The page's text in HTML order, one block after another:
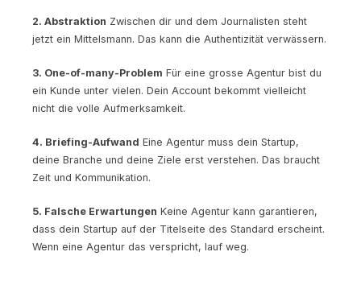
2. Abstraktion Zwischen dir und dem Journalisten steht
jetzt ein Mittelsmann. Das kann die Authentizität verwässern.
3. One-of-many-Problem Für eine grosse Agentur bist du
ein Kunde unter vielen. Dein Account bekommt vielleicht
nicht die volle Aufmerksamkeit.
4. Briefing-Aufwand Eine Agentur muss dein Startup,
deine Branche und deine Ziele erst verstehen. Das braucht
Zeit und Kommunikation.
5. Falsche Erwartungen Keine Agentur kann garantieren,
dass dein Startup auf der Titelseite des Standard erscheint.
Wenn eine Agentur das verspricht, lauf weg.